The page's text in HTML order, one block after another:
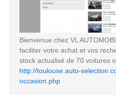
Bienvenue chez VL
faciliter votre achat et vos
stock actualisé de 70 voitures
http://toulouse.auto-
occasion.php